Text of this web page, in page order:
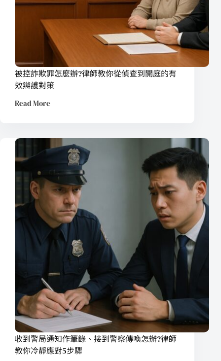
被控詐欺罪怎麼辦?律師教你從偵查到開庭的有
效辯護對策
Read More
收到警局通知作筆錄、接到警察傳喚怎辦?律師
教你冷靜應對5步驟